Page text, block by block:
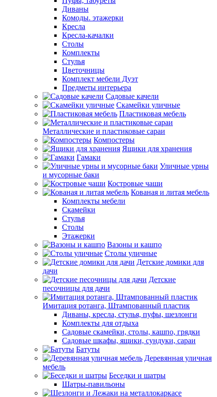
Диваны
Комоды. этажерки
Кресла
Кресла-качалки
Столы
Комплекты
Стулья
Цветочницы
Комплект мебели Дуэт
Предметы интерьера
Садовые качели
Скамейки уличные
Пластиковая мебель
Металлические и пластиковые сараи
Компостеры
Ящики для хранения
Гамаки
Уличные урны
и мусорные баки
Костровые чаши
Кованая и литая мебель
Комплекты мебели
Скамейки
Стулья
Столы
Этажерки
Вазоны и кашпо
Столы уличные
Детские домики для
дачи
Детские
песочницы для дачи
Имитация ротанга, Штампованный пластик
Диваны, кресла, стулья, пуфы, шезлонги
Комплекты для отдыха
Садовые скамейки, столы, кашпо, грядки
Садовые шкафы, ящики, сундуки, сараи
Батуты
Деревянная уличная
мебель
Беседки и шатры
Шатры-павильоны